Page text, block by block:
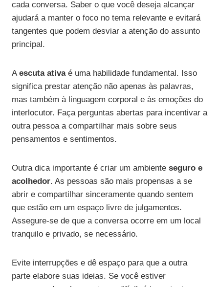
cada conversa. Saber o que você deseja alcançar
ajudará a manter o foco no tema relevante e evitará
tangentes que podem desviar a atenção do assunto
principal.
Aescuta ativaé uma habilidade fundamental. Isso
significa prestar atenção não apenas às palavras,
mas também à linguagem corporal e às emoções do
interlocutor. Faça perguntas abertas para incentivar a
outra pessoa a compartilhar mais sobre seus
pensamentos e sentimentos.
Outra dica importante é criar um ambiente seguro e
acolhedor. As pessoas são mais propensas a se
abrir e compartilhar sinceramente quando sentem
que estão em um espaço livre de julgamentos.
Assegure-se de que a conversa ocorre em um local
tranquilo e privado, se necessário.
Evite interrupções e dê espaço para que a outra
parte elabore suas ideias. Se você estiver